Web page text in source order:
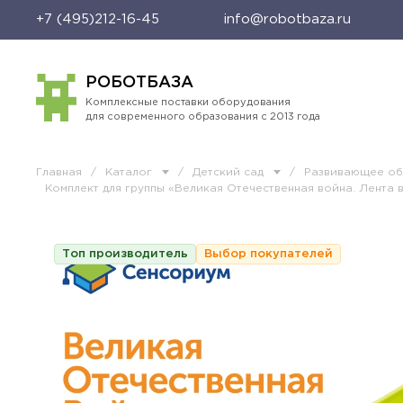
+7 (495)212-16-45 info@robotbaza.ru
РОБОТБАЗА
Комплексные поставки оборудования
для современного образования с 2013 года
Главная / Каталог / Детский сад / Развивающее
Комплект для группы «Великая Отечественная война.
Топ производитель Выбор покупателей